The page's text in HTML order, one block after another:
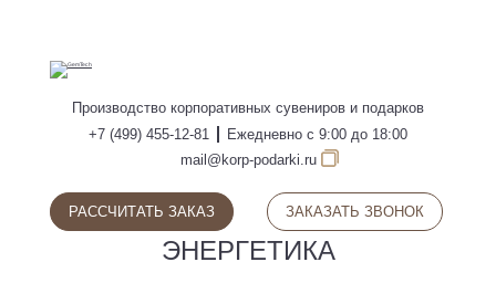
ПОИСК
Производство корпоративных сувениров и подарков
+7 (499) 455-12-81
Ежедневно с 9:00 до 18:00
mail@korp-podarki.ru
ЗАКАЗАТЬ ЗВОНОК
РАССЧИТАТЬ ЗАКАЗ
ЭНЕРГЕТИКА